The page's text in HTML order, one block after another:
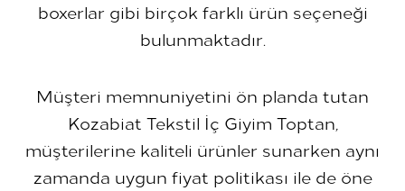
boxerlar gibi birçok farklı ürün seçeneği
bulunmaktadır.
Müşteri memnuniyetini ön planda tutan
Kozabiat Tekstil İç Giyim Toptan,
müşterilerine kaliteli ürünler sunarken aynı
zamanda uygun fiyat politikası ile de öne